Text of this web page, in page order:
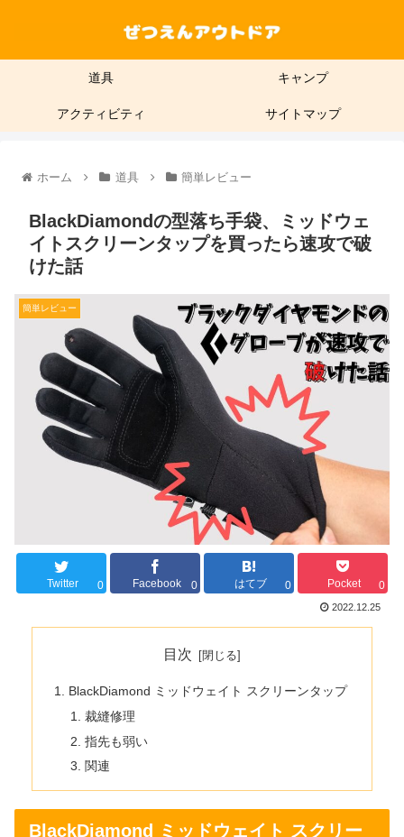
道具 キャンプ
アクティビティ サイトマップ
ホーム 道具 簡単レビュー
BlackDiamondの型落ち手袋、ミッドウェ
イトスクリーンタップを買ったら速攻で破
けた話
簡単レビュー
Twitter 0 Facebook 0 はてブ 0 Pocket 0
2022.12.25
目次
BlackDiamond ミッドウェイト スクリーンタップ
裁縫修理
指先も弱い
関連
BlackDiamond ミッドウェイト スクリー